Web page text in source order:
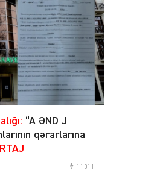
“A ƏND J
qərarlarına
11011